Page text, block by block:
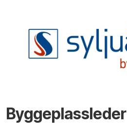
Byggeplassleder